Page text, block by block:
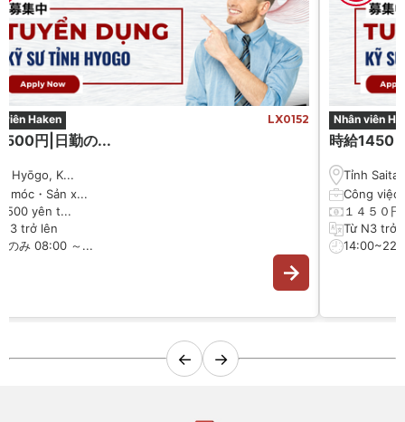
viên Haken LX0152
円|日勤の...
Hyōgo, K...
móc・Sản x...
yên t...
trở lên
のみ 08:00 ～...
Nhân viên
時給1450
Tỉnh
Công việc
１４５０
Từ N3 trở
← →